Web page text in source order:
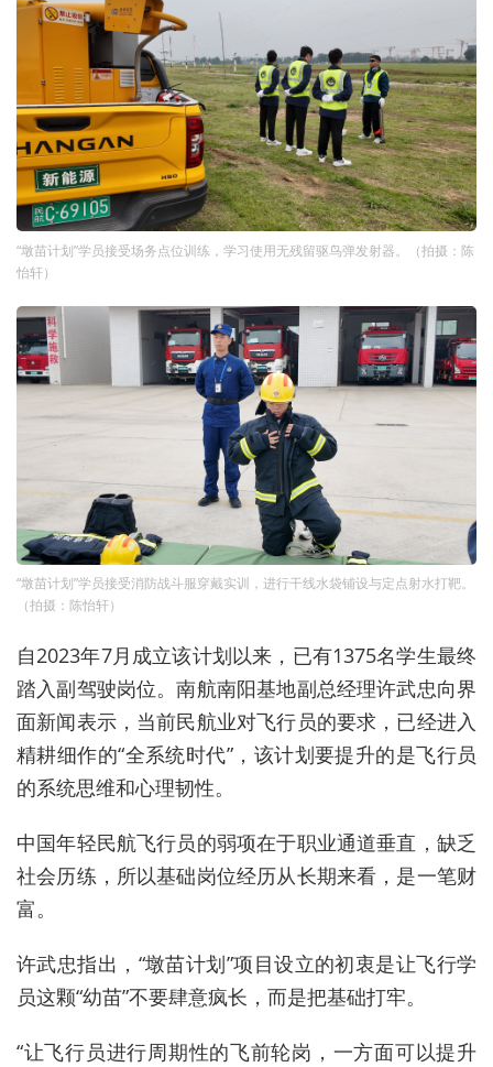
“墩苗计划”学员接受场务点位训练，学习使用无残留驱鸟弹发射器。（拍摄：陈
怡轩）
“墩苗计划”学员接受消防战斗服穿戴实训，进行干线水袋铺设与定点射水打靶。
（拍摄：陈怡轩）
自2023年7月成立该计划以来，已有1375名学生最终
踏入副驾驶岗位。南航南阳基地副总经理许武忠向界
面新闻表示，当前民航业对飞行员的要求，已经进入
精耕细作的“全系统时代”，该计划要提升的是飞行员
的系统思维和心理韧性。
中国年轻民航飞行员的弱项在于职业通道垂直， 缺乏
社会历练，所以基础岗位经历从长期来看， 是一笔财
富。
许武忠指出， “墩苗计划”项目设立的初衷是让飞行学
员这颗“幼苗”不要肆意疯长， 而是把基础打牢。
“让飞行员进行周期性的飞前轮岗，一方面可以提升